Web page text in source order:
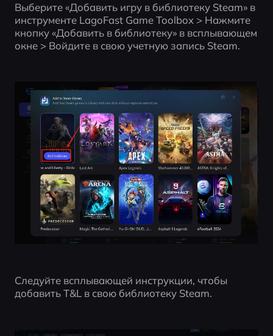
Выберите «Добавить игру в библиотеку Steam» в
инструменте LagoFast Game Toolbox > Нажмите
кнопку «Добавить в библиотеку» в всплывающем
окне > Войдите в свою учетную запись Steam.
Следуйте всплывающей инструкции, чтобы
добавить T&L в свою библиотеку Steam.